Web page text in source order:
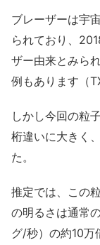
ブレーザーは宇
られており、
ザー由来とみら
例もあります（
しかし今回の粒
桁違いに大きく
た。
推定では、この
の明るさは通常
グ/秒）の約10万